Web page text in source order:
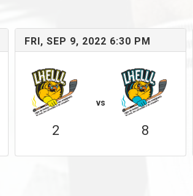
FRI, SEP 9, 2022 6:30 PM
2
vs
8